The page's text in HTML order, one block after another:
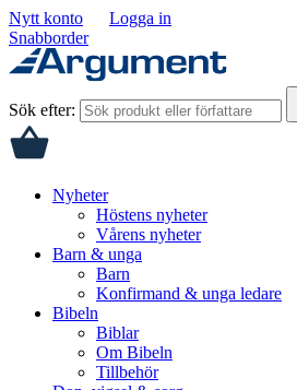
Nytt konto
Logga in
Snabborder
Sök efter:
Nyheter
Höstens nyheter
Vårens nyheter
Barn & unga
Barn
Konfirmand & unga ledare
Bibeln
Biblar
Om Bibeln
Tillbehör